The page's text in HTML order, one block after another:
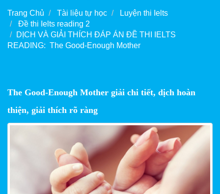
Trang Chủ Tài liệu tự học
Luyện thi Ielts
Đề thi Ielts reading 2
DỊCH VÀ GIẢI THÍCH ĐÁP ÁN ĐỀ THI IELTS
READING: The Good-Enough Mother
The Good-Enough Mother giải chi tiết, dịch hoàn
thiện, giải thích rõ ràng